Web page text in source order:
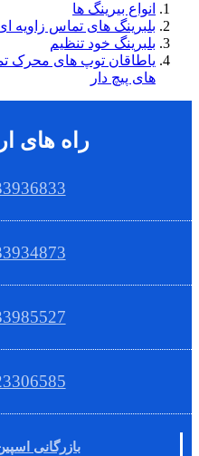
انواع بیرینگ ها
بلبرینگ های تماس زاویه
بلبرینگ خود تنظیم
یاطاقان توپ های محرک
های پیچ دار
راه های
بازرگانی